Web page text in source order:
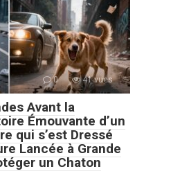
0 41 vues
Avant la
Émouvante d’un
qui s’est Dressé
Lancée à Grande
un Chaton